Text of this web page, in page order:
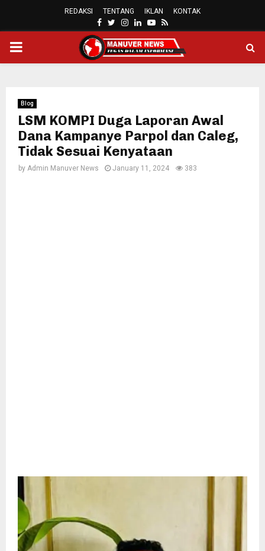
REDAKSI TENTANG IKLAN KONTAK
FACEBOOK
TWITTER
INSTAGRAM
LINKEDINYOUTUBE
RSS
PRIMARY
Blog
LSM KOMPI Duga Laporan Awal
Dana Kampanye Parpol dan Caleg,
Tidak Sesuai Kenyataan
by Admin Manuver News January 11, 2024 383